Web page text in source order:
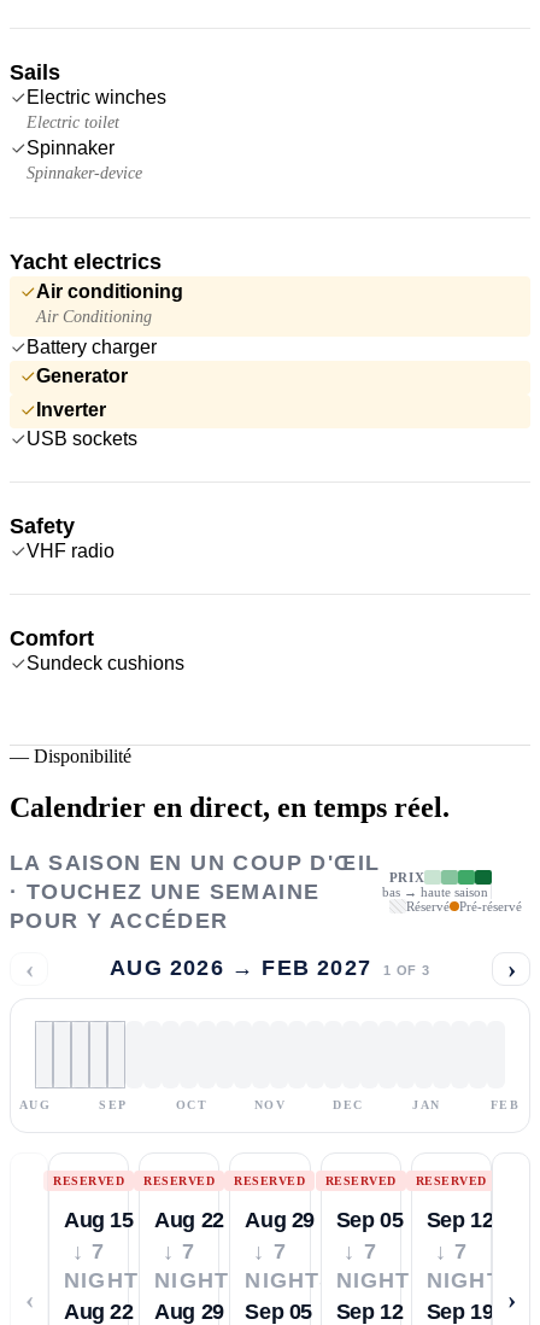
Sails
Electric winches
Electric toilet
Spinnaker
Spinnaker-device
Yacht electrics
Air conditioning
Air Conditioning
Battery charger
Generator
Inverter
USB sockets
Safety
VHF radio
Comfort
Sundeck cushions
— Disponibilité
Calendrier en direct, en temps réel.
LA SAISON EN UN COUP D'ŒIL
· TOUCHEZ UNE SEMAINE
POUR Y ACCÉDER
PRIX
bas → haute saison
Réservé
Pré-réservé
‹ AUG 2026 → FEB 2027 1 OF 3 ›
AUG SEP OCT NOV DEC JAN FEB
‹
RESERVED
Aug 15
↓ 7
NIGHTS
Aug 22
RESERVED
Aug 22
↓ 7
NIGHTS
Aug 29
RESERVED
Aug 29
↓ 7
NIGHTS
Sep 05
RESERVED
Sep 05
↓ 7
NIGHTS
Sep 12
RESERVED
Sep 12
↓ 7
NIGHTS
Sep 19
›